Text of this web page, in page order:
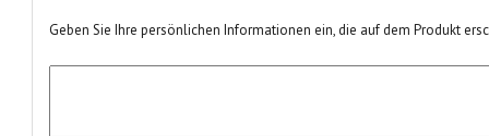
Geben Sie Ihre persönlichen Informationen ein, die auf dem Produkt